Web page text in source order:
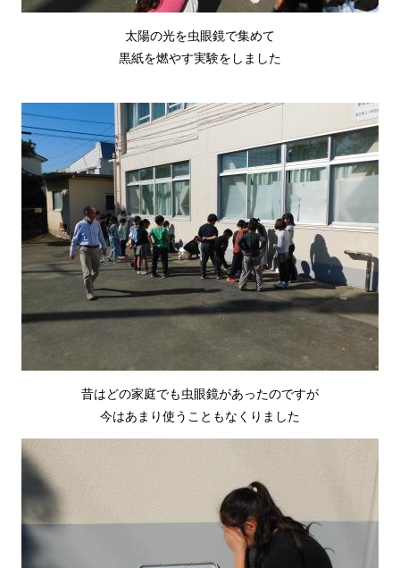
太陽の光を虫眼鏡で集めて
黒紙を燃やす実験をしました
昔はどの家庭でも虫眼鏡があったのですが
今はあまり使うこともなくりました